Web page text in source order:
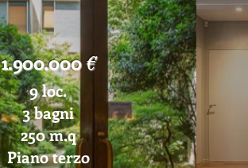
1.900.000€
9 loc.
3 bagni
250 m.q
Piano terzo